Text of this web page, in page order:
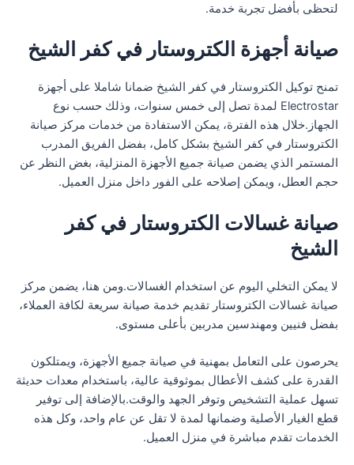
لتحظى بأفضل تجربة خدمة.
صيانة أجهزة الكتروستار في كفر الشيخ
تمنح توكيل الكتروستار في كفر الشيخ ضمانا شاملا على أجهزة
Electrostar لمدة تصل إلى خمس سنوات، وذلك حسب نوع
الجهاز.خلال هذه الفترة، يمكن الاستفادة من خدمات مركز صيانة
الكتروستار في كفر الشيخ بشكل كامل، بفضل الفريق المدرب
المستمر الذي يضمن صيانة جميع الأجهزة المنزلية، بغض النظر عن
حجم العطل، ويمكن إصلاحه على الفور داخل منزل العميل.
صيانة غسالات الكتروستار في كفر
الشيخ
لا يمكن التخلي اليوم عن استخدام الغسالات.ومن هنا، يضمن مركز
صيانة غسالات الكتروستار تقديم خدمة صيانة سريعة لكافة العملاء،
بفضل فنيين ومهندسين مدربين بأعلى مستوى.
يحرصون على التعامل بمهنية في صيانة جميع الأجهزة، ويمتلكون
القدرة على كشف الأعطال بموثوقية عالية، باستخدام معدات حديثة
تسهل عملية التشخيص وتوفر الجهد والوقت.بالإضافة إلى توفير
قطع الغيار الأصلية وضمانها لمدة لا تقل عن عام واحد، وكل هذه
الخدمات تقدم مباشرة في منزل العميل.